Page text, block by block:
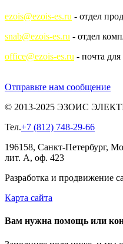
ezois@ezois-es.ru - отдел
snab@ezois-es.ru - отдел
office@ezois-es.ru - почта
Отправьте нам сообщение
© 2013-2025 ЭЗОИС
Тел.+7 (812) 748-29-66
196158, Санкт-Петербург,
лит. А, оф. 423
Разработка и продвижение
Карта сайта
Вам нужна помощь или